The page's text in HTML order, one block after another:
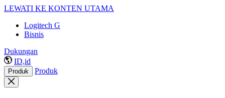
LEWATI KE KONTEN UTAMA
Logitech G
Bisnis
Dukungan
ID,id
Produk Produk